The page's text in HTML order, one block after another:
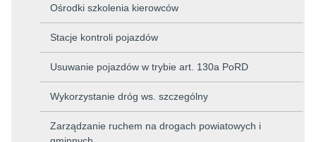
Ośrodki szkolenia kierowców
Stacje kontroli pojazdów
Usuwanie pojazdów w trybie art. 130a PoRD
Wykorzystanie dróg ws. szczególny
Zarządzanie ruchem na drogach powiatowych i